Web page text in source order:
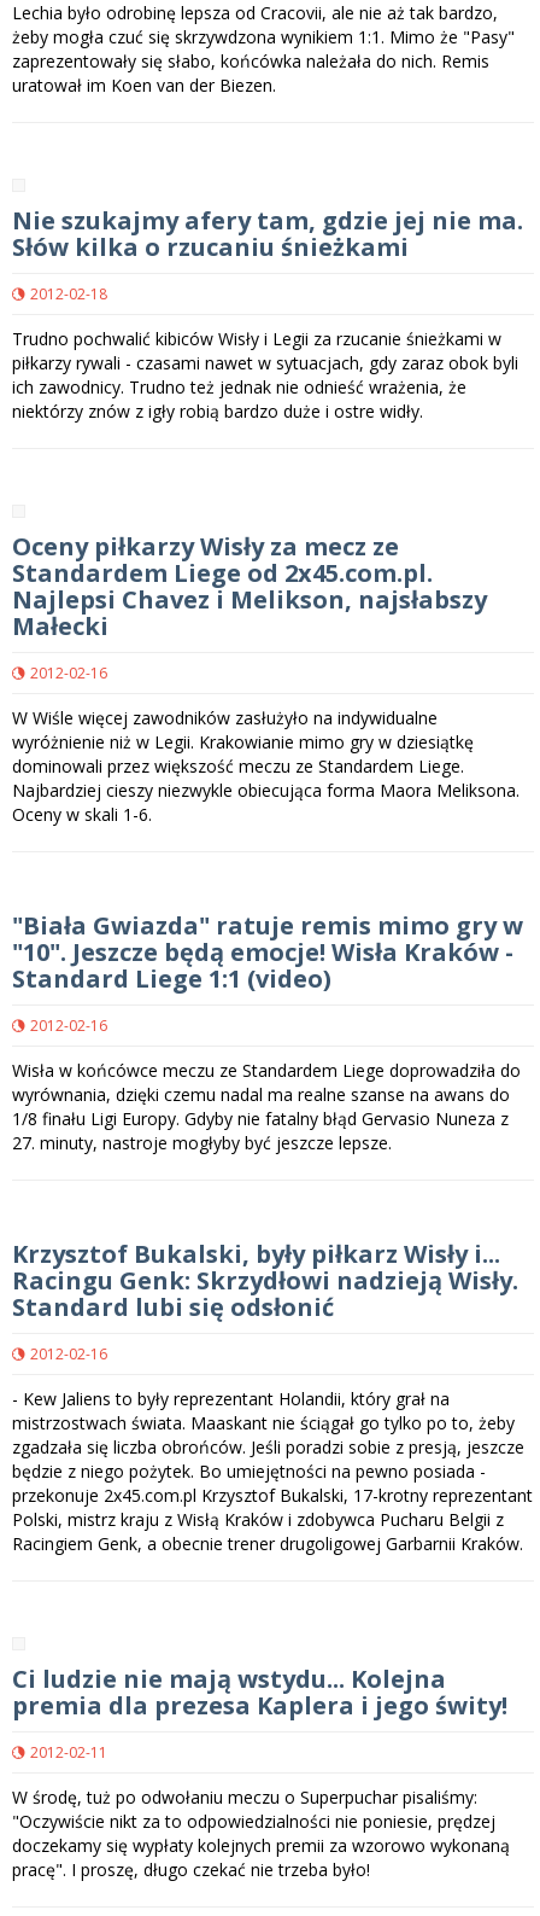
Lechia było odrobinę lepsza od Cracovii, ale nie aż tak bardzo,
żeby mogła czuć się skrzywdzona wynikiem 1:1. Mimo że "Pasy"
zaprezentowały się słabo, końcówka należała do nich. Remis
uratował im Koen van der Biezen.
Nie szukajmy afery tam, gdzie jej nie ma.
Słów kilka o rzucaniu śnieżkami
2012-02-18
Trudno pochwalić kibiców Wisły i Legii za rzucanie śnieżkami w
piłkarzy rywali - czasami nawet w sytuacjach, gdy zaraz obok byli
ich zawodnicy. Trudno też jednak nie odnieść wrażenia, że
niektórzy znów z igły robią bardzo duże i ostre widły.
Oceny piłkarzy Wisły za mecz ze
Standardem Liege od 2x45.com.pl.
Najlepsi Chavez i Melikson, najsłabszy
Małecki
2012-02-16
W Wiśle więcej zawodników zasłużyło na indywidualne
wyróżnienie niż w Legii. Krakowianie mimo gry w dziesiątkę
dominowali przez większość meczu ze Standardem Liege.
Najbardziej cieszy niezwykle obiecująca forma Maora Meliksona.
Oceny w skali 1-6.
"Biała Gwiazda" ratuje remis mimo gry w
"10". Jeszcze będą emocje! Wisła Kraków -
Standard Liege 1:1 (video)
2012-02-16
Wisła w końcówce meczu ze Standardem Liege doprowadziła do
wyrównania, dzięki czemu nadal ma realne szanse na awans do
1/8 finału Ligi Europy. Gdyby nie fatalny błąd Gervasio Nuneza z
27. minuty, nastroje mogłyby być jeszcze lepsze.
Krzysztof Bukalski, były piłkarz Wisły i...
Racingu Genk: Skrzydłowi nadzieją Wisły.
Standard lubi się odsłonić
2012-02-16
- Kew Jaliens to były reprezentant Holandii, który grał na
mistrzostwach świata. Maaskant nie ściągał go tylko po to, żeby
zgadzała się liczba obrońców. Jeśli poradzi sobie z presją, jeszcze
będzie z niego pożytek. Bo umiejętności na pewno posiada -
przekonuje 2x45.com.pl Krzysztof Bukalski, 17-krotny reprezentant
Polski, mistrz kraju z Wisłą Kraków i zdobywca Pucharu Belgii z
Racingiem Genk, a obecnie trener drugoligowej Garbarnii Kraków.
Ci ludzie nie mają wstydu... Kolejna
premia dla prezesa Kaplera i jego świty!
2012-02-11
W środę, tuż po odwołaniu meczu o Superpuchar pisaliśmy:
"Oczywiście nikt za to odpowiedzialności nie poniesie, prędzej
doczekamy się wypłaty kolejnych premii za wzorowo wykonaną
pracę". I proszę, długo czekać nie trzeba było!